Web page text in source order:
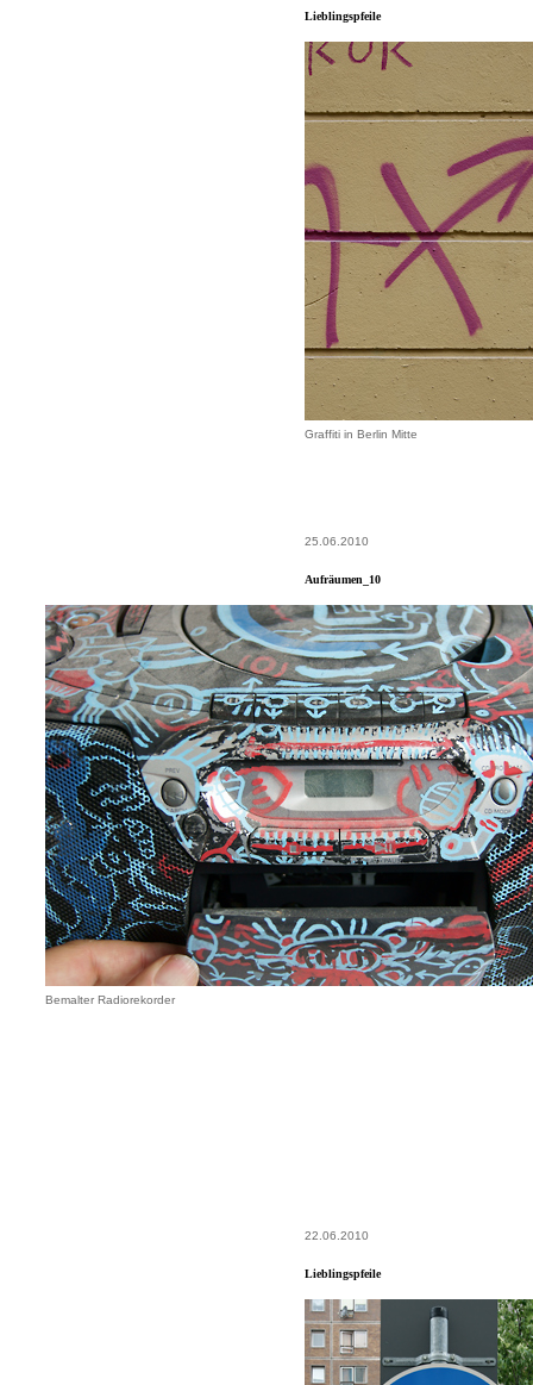
Lieblingspfeile
Graffiti in Berlin Mitte
25.06.2010
Aufräumen_10
Bemalter Radiorekorder
22.06.2010
Lieblingspfeile